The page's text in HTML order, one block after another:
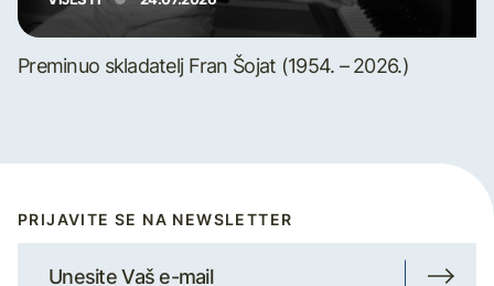
Preminuo skladatelj Fran Šojat (1954. – 2026.)
PRIJAVITE SE NA NEWSLETTER